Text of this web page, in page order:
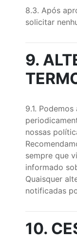
8.3. Após
solicitar
9.
9.1.
nossas
sempre que
informado
Quaisquer
notificadas
10.